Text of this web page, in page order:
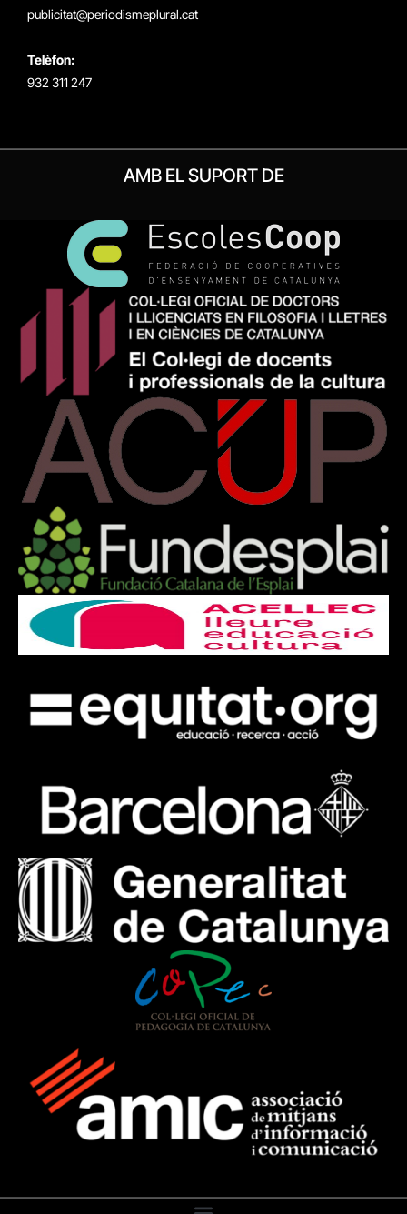
publicitat@periodismeplural.cat
Telèfon:
932 311 247
AMB EL SUPORT DE